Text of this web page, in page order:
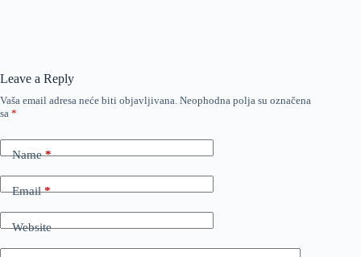
Leave a Reply
Vaša email adresa neće biti objavljivana. Neophodna polja su označena
sa *
Name*
Email*
Website